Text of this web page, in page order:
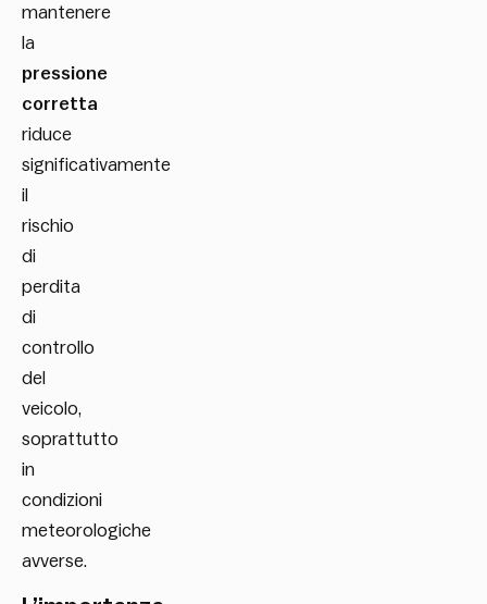
mantenere
la
pressione
corretta
riduce
significativamente
il
rischio
di
perdita
di
controllo
del
veicolo,
soprattutto
in
condizioni
meteorologiche
avverse.